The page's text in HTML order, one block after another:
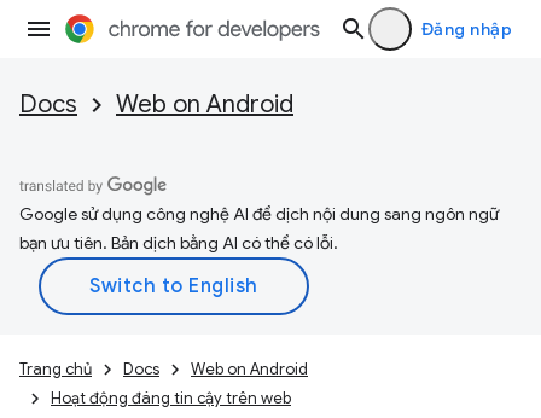
Đăng nhập
Docs Web on Android
Google sử dụng công nghệ AI để dịch nội dung sang ngôn ngữ
bạn ưu tiên. Bản dịch bằng AI có thể có lỗi.
Trang chủ Docs
Web on Android
Hoạt động đáng tin cậy trên web